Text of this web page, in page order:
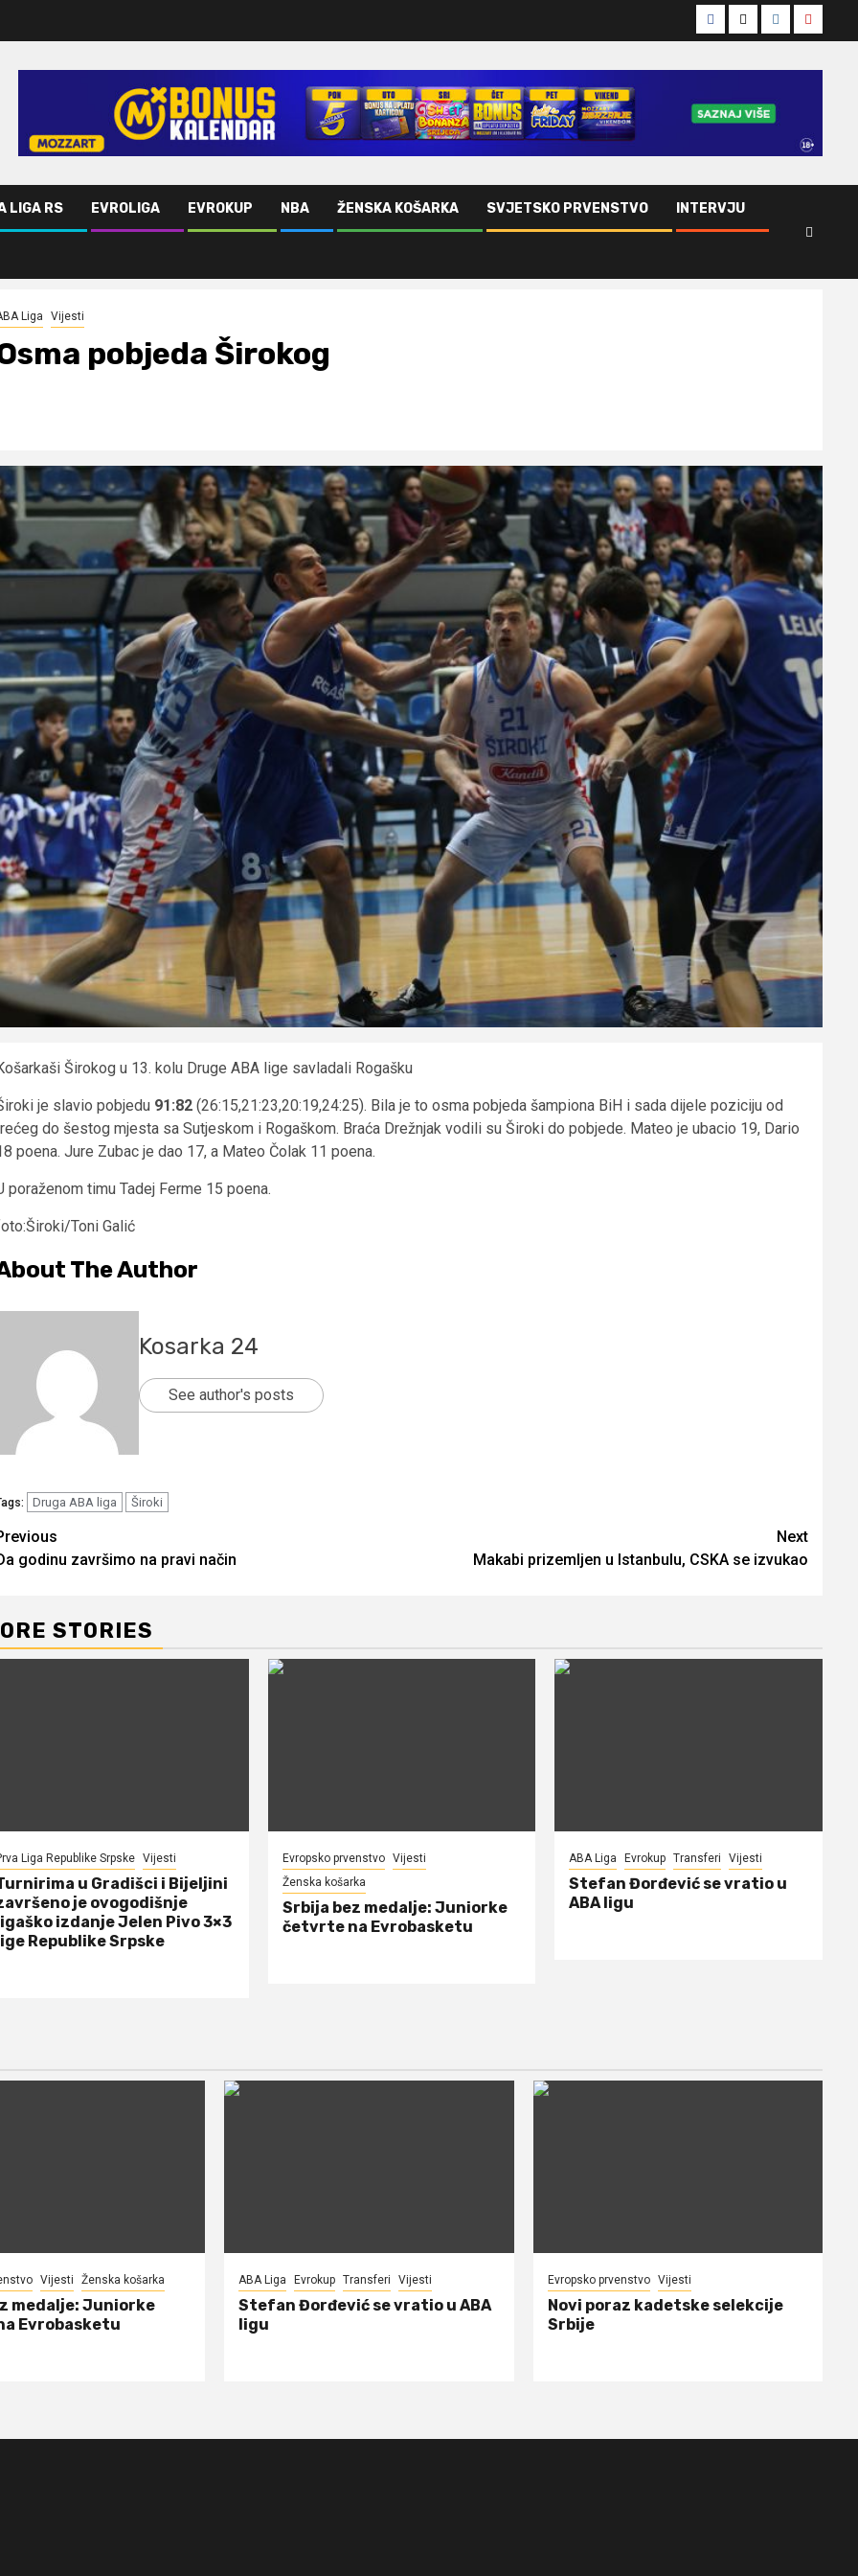
Facebook
TwitterInstagram
LIGA RS EVROLIGA EVROKUP NBA ŽENSKA KOŠARKA SVJETSKO PRVENSTVO INTERVJU
Liga Vijesti
pobjeda Širokog
Širokog u 13. kolu Druge ABA lige savladali Rogašku
je slavio pobjedu 91:82 (26:15,21:23,20:19,24:25). Bila je to osma pobjeda šampiona BiH i sada dijele poziciju od
do šestog mjesta sa Sutjeskom i Rogaškom. Braća Drežnjak vodili su Široki do pobjede. Mateo je ubacio 19, Dario
poena. Jure Zubac je dao 17, a Mateo Čolak 11 poena.
poraženom timu Tadej Ferme 15 poena.
Toni Galić
The Author
Kosarka 24
See author's posts
Druga ABA liga Široki
godinu završimo na pravi način
Next
Makabi prizemljen u Istanbulu, CSKA se izvukao
STORIES
Liga Republike Srpske Vijesti
u Gradišci i Bijeljini
je ovogodišnje
izdanje Jelen Pivo 3×3
Republike Srpske
Evropsko prvenstvo Vijesti
Ženska košarka
Srbija bez medalje: Juniorke
četvrte na Evrobasketu
ABA Liga Evrokup Transferi Vijesti
Stefan Đorđević se vratio u
ABA ligu
Vijesti Ženska košarka
medalje: Juniorke
Evrobasketu
ABA Liga Evrokup Transferi Vijesti
Stefan Đorđević se vratio u ABA
ligu
Evropsko prvenstvo Vijesti
Novi poraz kadetske selekcije
Srbije